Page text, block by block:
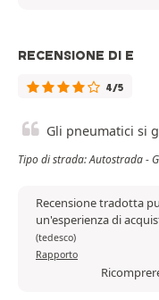
RECENSIONE DI E
4/5
Gli pneumatici si
Tipo di strada: Autostrada -
Recensione tradotta
un'esperienza di
(tedesco)
Rapporto